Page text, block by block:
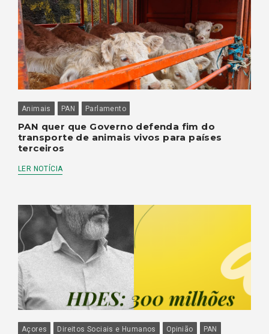
Animais PAN Parlamento
PAN quer que Governo defenda fim do
transporte de animais vivos para países
terceiros
LER NOTÍCIA
Açores Direitos Sociais e Humanos Opinião
PAN